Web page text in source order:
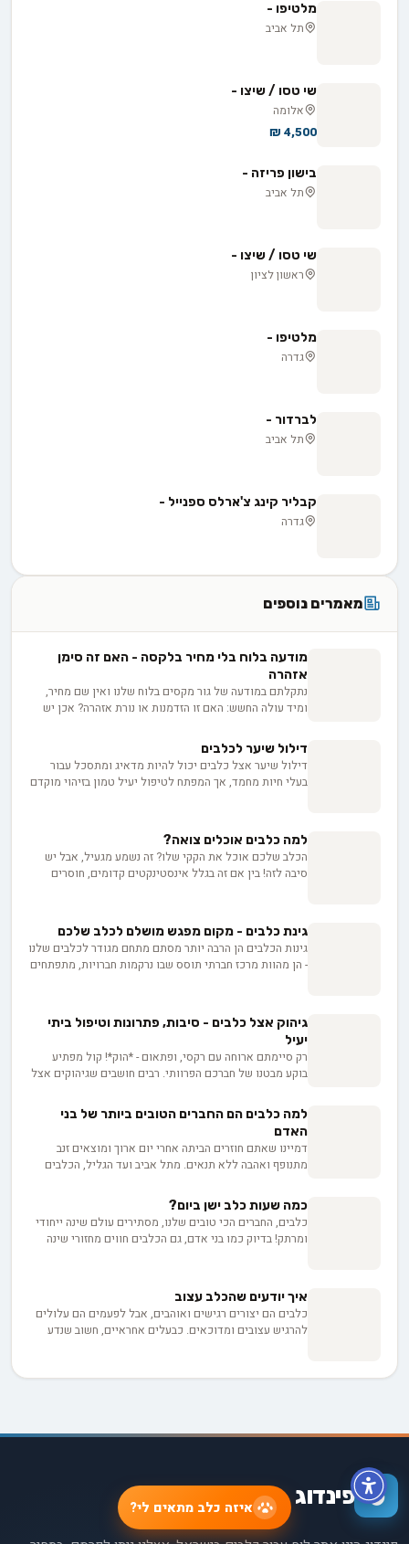
מלטיפו -
תל אביב
שי טסו / שיצו -
אלומה
4,500 ₪
בישון פריזה -
תל אביב
שי טסו / שיצו -
ראשון לציון
מלטיפו -
גדרה
לברדור -
תל אביב
קבליר קינג צ'ארלס ספנייל -
גדרה
מאמרים נוספים
מודעה בלוח בלי מחיר בלקסה - האם זה סימן
אזהרה
נתקלתם במודעה של גור מקסים בלוח שלנו ואין שם מחיר,
ומיד עולה החשש: האם זו הזדמנות או נורת אזהרה? אכן יש
הבית לכלב, בין אם למכירה ובין אם לאימוץ, ועד למחיר
שמשתנה בין גורים באותה מלטה. בפועל השאלה היא לא רק
כמה זה עולה, אלא כמה שקיפות המפרסם מוכן להציע
כשמבקשים ממנו פרטים.
דילול שיער לכלבים
דילול שיער אצל כלבים יכול להיות מדאיג ומתסכל עבור
בעלי חיות מחמד, אך המפתח לטיפול יעיל טמון בזיהוי מוקדם
הורמונליים ועד למחלות עור ולחץ סביבתי. בעזרת הבנה
מעמיקה של הסיבות השורשיות, נחשוף בפניכם מגוון רחב של
אפשרויות טיפול, כולל שינויי תזונה, תוספי מזון חיוניים
וטיפוח קבוע של הפרווה. הצטרפו אלינו למסע מרתק בעולם
אתם מטפלים בבעיה קיימת או פשוט מחפשים דרכים למנוע
את הופעתה, המאמר הזה הוא המדריך המושלם עבורכם.
למה כלבים אוכלים צואה?
הכלב שלכם אוכל את הקקי שלו? זה נשמע מגעיל, אבל יש
סיבה לזה! בין אם זה בגלל אינסטינקטים קדומים, חוסרים
שינויים בתזונה, שיטות אילוף יעילות ועוד - כדי שתוכלו
ליהנות מחברת הכלב שלכם בלי הפתעות לא נעימות!
גינת כלבים - מקום מפגש מושלם לכלב שלכם
גינות הכלבים הן הרבה יותר מסתם מתחם מגודר לכלבים שלנו
- הן מהוות מרכז חברתי תוסס שבו נרקמות חברויות, מתפתחים
מגרש משחקים ומקום מפגש שוקק חיים עבור כולנו.
גיהוק אצל כלבים - סיבות, פתרונות וטיפול ביתי
יעיל
רק סיימתם ארוחה עם רקסי, ופתאום - *הוק*! קול מפתיע
בוקע מבטנו של חברכם הפרוותי. רבים חושבים שגיהוקים אצל
עשויים להעיד על דברים חשובים בבריאותו. בואו נגלה יחד את
הסודות שמסתתרים מאחורי הקונצרט הבטני הזה.
למה כלבים הם החברים הטובים ביותר של בני
האדם
דמיינו שאתם חוזרים הביתה אחרי יום ארוך ומוצאים זנב
מתנופף ואהבה ללא תנאים. מתל אביב ועד הגליל, הכלבים
שצאצאי זאבים פראיים הפכו לחברים הנאמנים שלנו? ומה
מגלה המדע על הכוח של הקשר הזה לחזק את בריאותנו
הנפשית?
כמה שעות כלב ישן ביום?
כלבים, החברים הכי טובים שלנו, מסתירים עולם שינה ייחודי
ומרתק! בדיוק כמו בני אדם, גם הכלבים חווים מחזורי שינה
הרגלי השינה שלהם? ואיך נוכל לעזור להם לישון טוב יותר
ולשפר את בריאותם ואיכות חייהם? בואו נצלול יחד אל תוך
עולם החלומות הכלביים ונגלה את כל הסודות שיעזרו לכם
להבין ולדאוג לשינה האיכותית שלהם!
איך יודעים שהכלב עצוב
כלבים הם יצורים רגישים ואוהבים, אבל לפעמים הם עלולים
להרגיש עצובים ומדוכאים. כבעלים אחראיים, חשוב שנדע
הם רק כמה מהרמזים שיכולים לרמז על מצוקה רגשית אצל
פינדוג איזה כלב מתאים לי?